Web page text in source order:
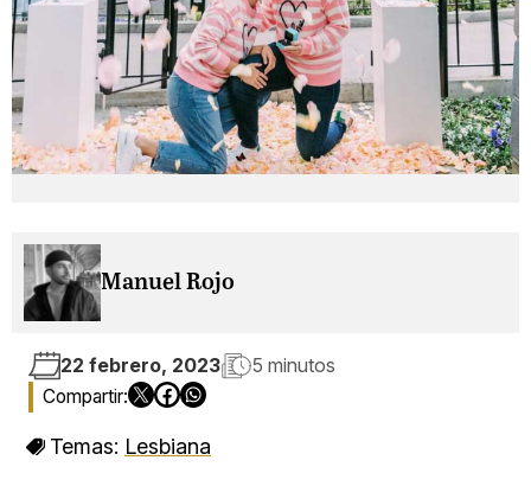
Manuel Rojo
22 febrero, 2023 5 minutos
Temas: Lesbiana